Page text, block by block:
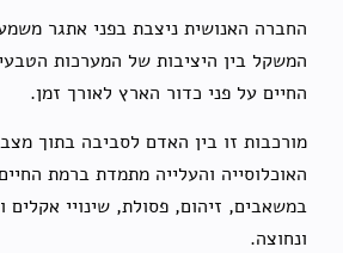
החברה האנושית ניצבת בפני אתגר
המשקל בין היציבות של המערכות
החיים על פני כדור הארץ לאורך זמן.
מורכבות זו בין האדם לסביבה בתוך
האוכלוסייה והעלייה מתמדת ברמת
במשאבים, זיהום, פסולת, שינויי
ונחוצה.